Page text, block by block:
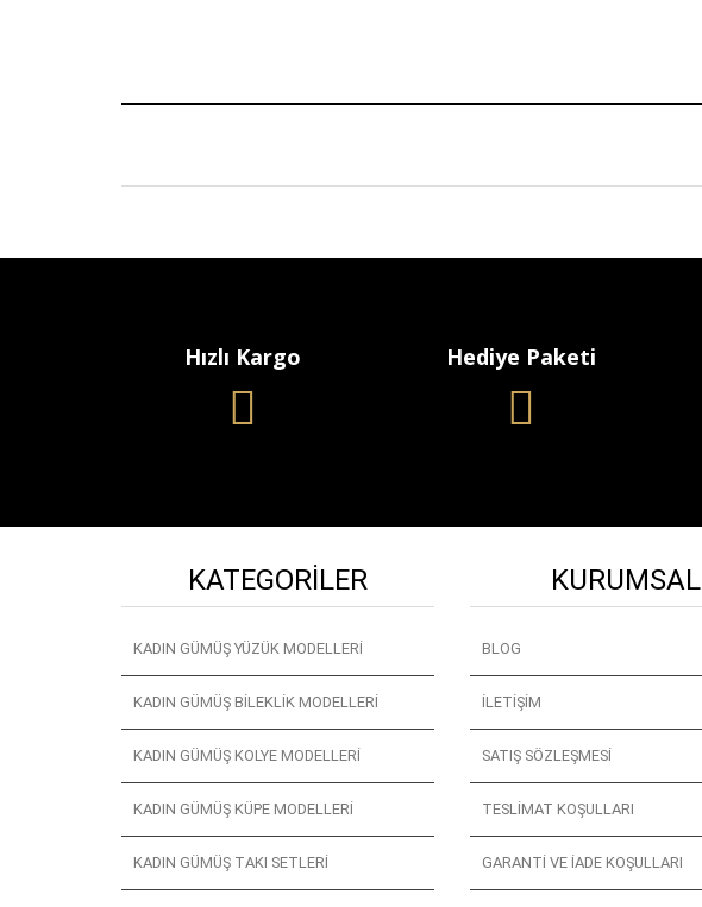
Hızlı Kargo Hediye Paketi
KATEGORILER
KADIN GÜMÜŞ YÜZÜK MODELLERI
KADIN GÜMÜŞ BILEKLIK MODELLERI
KADIN GÜMÜŞ KOLYE MODELLERI
KADIN GÜMÜŞ KÜPE MODELLERI
KADIN GÜMÜŞ TAKI SETLERI
KURUMSAL
BLOG
İLETIŞIM
SATIŞ SÖZLEŞMESI
TESLIMAT KOŞULLARI
GARANTI VE İADE KOŞULLARI